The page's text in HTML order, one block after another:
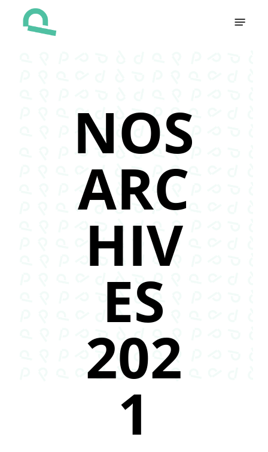
NOS
ARC
HIV
ES
202
1